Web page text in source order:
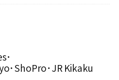
･
･ShoPro･JR Kikaku